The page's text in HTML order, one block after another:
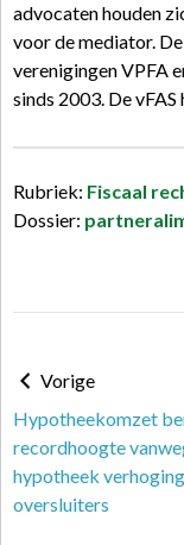
advocaten houden
voor de mediator.
verenigingen VPFA
sinds 2003. De
Rubriek: Fiscaal
Dossier:
Vorige
Hypotheekomzet
recordhoogte
hypotheek
oversluiters